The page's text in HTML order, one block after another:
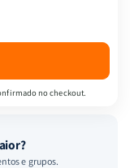
no checkout.
e grupos.